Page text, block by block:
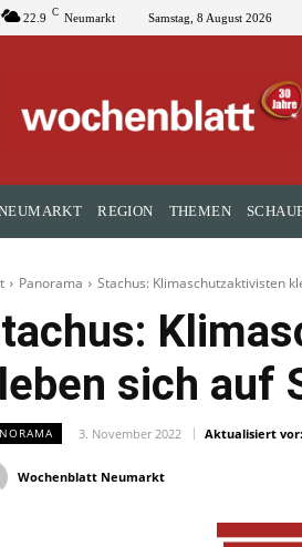
22.9 C Neumarkt Samstag, 8 August 2026
REGION THEMEN
Panorama Stachus: Klimaschutzaktivisten
sich auf
3. November 2022 Aktualisiert vor:
Wochenblatt Neumarkt